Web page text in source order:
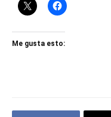
Me gusta esto: